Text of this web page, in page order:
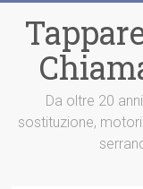
contenuto
Da oltre 20
sostituzione,